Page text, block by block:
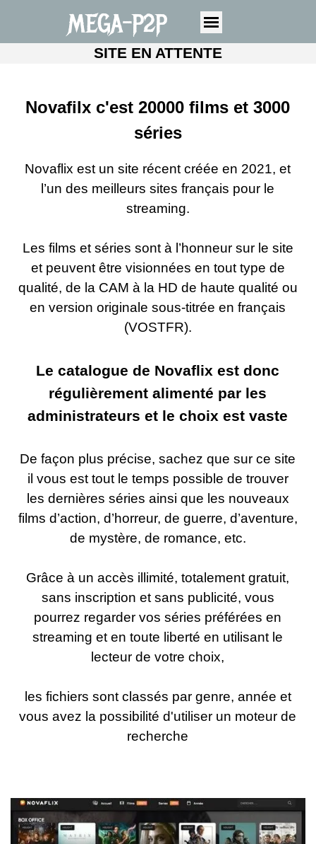
MEGA-P2P
SITE EN ATTENTE
Novafilx c'est 20000 films et 3000
séries
Novaflix est un site récent créée en 2021, et
l’un des meilleurs sites français pour le
streaming.
Les films et séries sont à l’honneur sur le site
et peuvent être visionnées en tout type de
qualité, de la CAM à la HD de haute qualité ou
en version originale sous-titrée en français
(VOSTFR).
Le catalogue de Novaflix est donc
régulièrement alimenté par les
administrateurs et le choix est vaste
De façon plus précise, sachez que sur ce site
il vous est tout le temps possible de trouver
les dernières séries ainsi que les nouveaux
films d’action, d’horreur, de guerre, d’aventure,
de mystère, de romance, etc.
Grâce à un accès illimité, totalement gratuit,
sans inscription et sans publicité, vous
pourrez regarder vos séries préférées en
streaming et en toute liberté en utilisant le
lecteur de votre choix,
les fichiers sont classés par genre, année et
vous avez la possibilité d'utiliser un moteur de
recherche